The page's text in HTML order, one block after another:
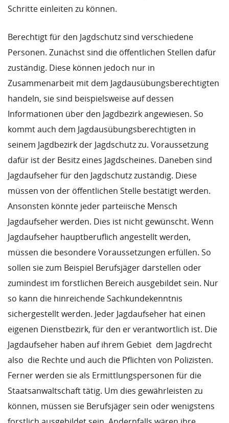
Schritte einleiten zu können.
Berechtigt für den Jagdschutz sind verschiedene
Personen. Zunächst sind die öffentlichen Stellen dafür
zuständig. Diese können jedoch nur in
Zusammenarbeit mit dem Jagdausübungsberechtigten
handeln, sie sind beispielsweise auf dessen
Informationen über den Jagdbezirk angewiesen. So
kommt auch dem Jagdausübungsberechtigten in
seinem Jagdbezirk der Jagdschutz zu. Voraussetzung
dafür ist der Besitz eines Jagdscheines. Daneben sind
Jagdaufseher für den Jagdschutz zuständig. Diese
müssen von der öffentlichen Stelle bestätigt werden.
Ansonsten könnte jeder parteiische Mensch
Jagdaufseher werden. Dies ist nicht gewünscht. Wenn
Jagdaufseher hauptberuflich angestellt werden,
müssen die besondere Voraussetzungen erfüllen. So
sollen sie zum Beispiel Berufsjäger darstellen oder
zumindest im forstlichen Bereich ausgebildet sein. Nur
so kann die hinreichende Sachkundekenntnis
sichergestellt werden. Jeder Jagdaufseher hat einen
eigenen Dienstbezirk, für den er verantwortlich ist. Die
Jagdaufseher haben auf ihrem Gebiet  dem Jagdrecht
also  die Rechte und auch die Pflichten von Polizisten.
Ferner werden sie als Ermittlungspersonen für die
Staatsanwaltschaft tätig. Um dies gewährleisten zu
können, müssen sie Berufsjäger sein oder wenigstens